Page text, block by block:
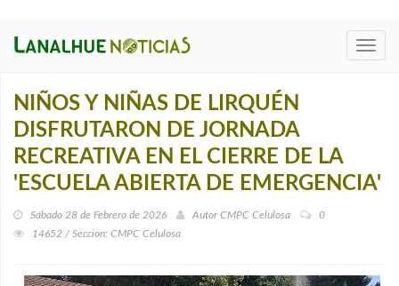
NIÑOS Y NIÑAS DE LIRQUÉN
DISFRUTARON DE JORNADA
RECREATIVA EN EL CIERRE DE LA
'ESCUELA ABIERTA DE EMERGENCIA'
Sábado 28 de Febrero de 2026 Autor CMPC Celulosa
0
14652 / Seccion: CMPC Celulosa